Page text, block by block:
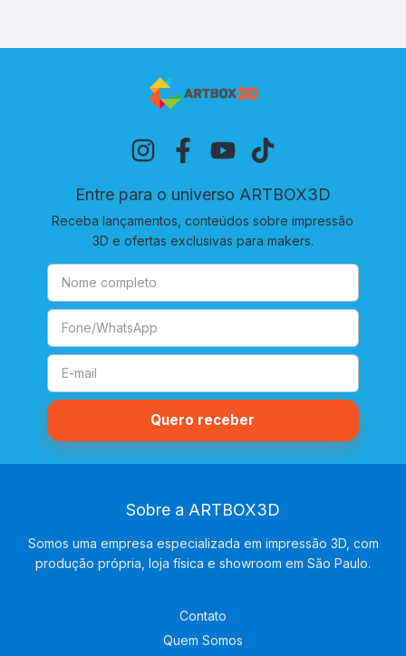
Entre para o universo ARTBOX3D
Receba lançamentos, conteúdos sobre impressão
3D e ofertas exclusivas para makers.
Sobre a ARTBOX3D
Somos uma empresa especializada em impressão 3D, com
produção própria, loja física e showroom em São Paulo.
Contato
Quem Somos